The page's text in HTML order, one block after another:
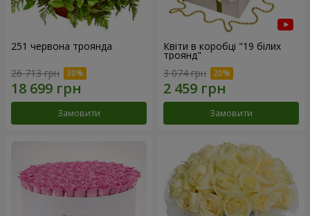
251 червона троянда
26 713 грн
Замовити
Квіти в коробці "19 білих
троянд"
3 074 грн
Замовити